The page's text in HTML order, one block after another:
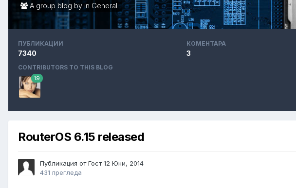
A group blog by in General
ПУБЛИКАЦИИ
7340
КОМЕНТАРА
3
CONTRIBUTORS TO THIS BLOG
19
RouterOS 6.15 released
Публикация от Гост12 Юни, 2014
431 прегледа